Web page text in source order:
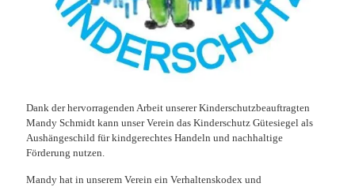
Dank der hervorragenden Arbeit unserer Kinderschutzbeauftragten
Mandy Schmidt kann unser Verein das Kinderschutz Gütesiegel als
Aushängeschild für kindgerechtes Handeln und nachhaltige
Förderung nutzen.
Mandy hat in unserem Verein ein Verhaltenskodex und